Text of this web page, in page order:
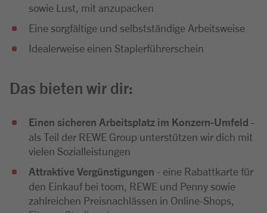
sowie Lust, mit anzupacken
Eine sorgfältige und selbstständige Arbeitsweise
Idealerweise einen Staplerführerschein
Das bieten wir dir:
Einen sicheren Arbeitsplatz im Konzern-Umfeld -
als Teil der REWE Group unterstützen wir dich mit
vielen Sozialleistungen
Attraktive Vergünstigungen - eine Rabattkarte für
den Einkauf bei toom, REWE und Penny sowie
zahlreichen Preisnachlässen in Online-Shops,